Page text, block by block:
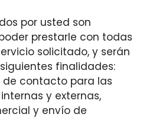
por usted son
prestarle con todas
solicitado, y serán
finalidades:
contacto para las
y externas,
y envío de